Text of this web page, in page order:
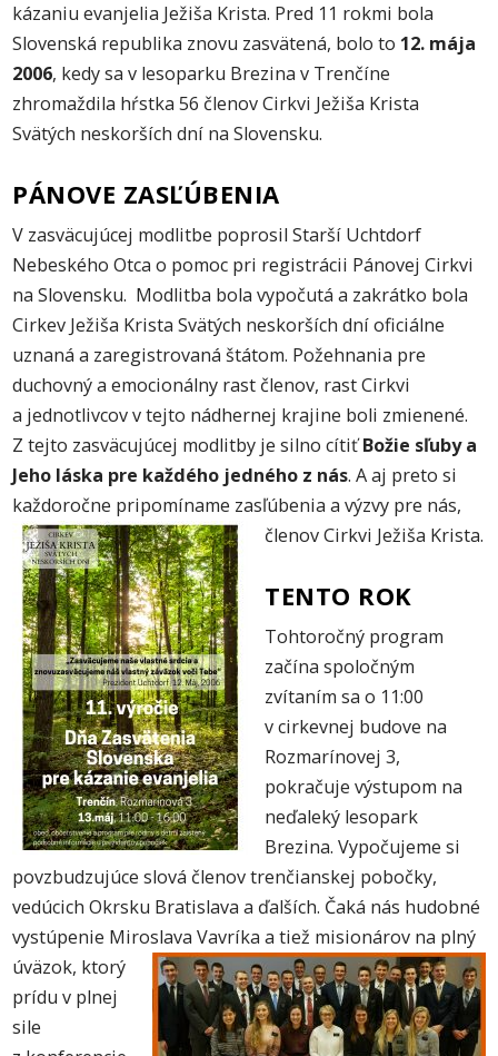
kázaniu evanjelia Ježiša Krista. Pred 11 rokmi bola
Slovenská republika znovu zasvätená, bolo to 12. mája
2006, kedy sa v lesoparku Brezina v Trenčíne
zhromaždila hŕstka 56 členov Cirkvi Ježiša Krista
Svätých neskorších dní na Slovensku.
PÁNOVE ZASĽÚBENIA
V zasväcujúcej modlitbe poprosil Starší Uchtdorf
Nebeského Otca o pomoc pri registrácii Pánovej Cirkvi
na Slovensku. Modlitba bola vypočutá a zakrátko bola
Cirkev Ježiša Krista Svätých neskorších dní oficiálne
uznaná a zaregistrovaná štátom. Požehnania pre
duchovný a emocionálny rast členov, rast Cirkvi
a jednotlivcov v tejto nádhernej krajine boli zmienené.
Z tejto zasväcujúcej modlitby je silno cítiťBožie sľuby a
Jeho láska pre každého jedného z nás. A aj preto si
každoročne pripomíname zasľúbenia a výzvy pre nás,
členov Cirkvi Ježiša Krista.
TENTO ROK
Tohtoročný program
začína spoločným
zvítaním sa o 11:00
v cirkevnej budove na
Rozmarínovej 3,
pokračuje výstupom na
neďaleký lesopark
Brezina. Vypočujeme si
povzbudzujúce slová členov trenčianskej pobočky,
vedúcich Okrsku Bratislava a ďalších. Čaká nás hudobné
vystúpenie Miroslava Vavríka a tiež misionárov na plný
úväzok, ktorý
prídu v plnej
sile